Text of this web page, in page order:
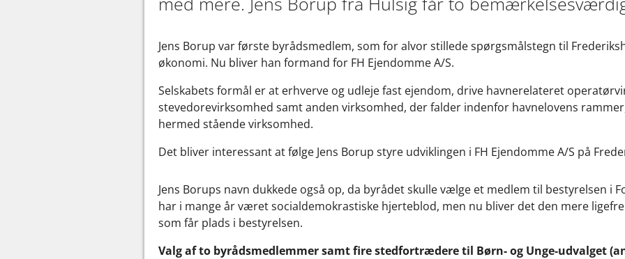
Jens Borup var første byrådsmedlem, som for alvor stillede spørgsmålstegn til
økonomi. Nu bliver han formand for FH Ejendomme A/S.
Selskabets formål er at erhverve og udleje fast ejendom, drive havnerelateret
stevedorevirksomhed samt anden virksomhed, der falder indenfor havnelovens
hermed stående virksomhed.
Det bliver interessant at følge Jens Borup styre udviklingen i FH Ejendomme A/S på
Jens Borups navn dukkede også op, da byrådet skulle vælge et medlem til bestyrelsen i
har i mange år været socialdemokrastiske hjerteblod, men nu bliver det den mere
som får plads i bestyrelsen.
Valg af to byrådsmedlemmer samt fire stedfortrædere til Børn- og Unge-udvalget